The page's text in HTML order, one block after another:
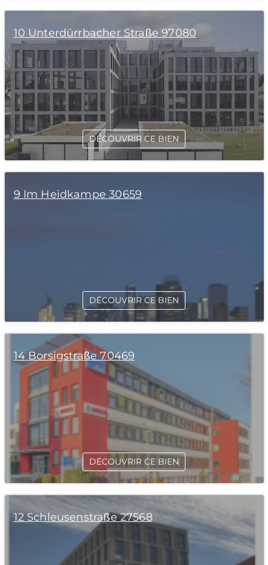
10 Unterdürrbacher Straße 97080
DÉCOUVRIR CE BIEN
9 Im Heidkampe 30659
DÉCOUVRIR CE BIEN
14 Borsigstraße 70469
DÉCOUVRIR CE BIEN
12 Schleusenstraße 27568